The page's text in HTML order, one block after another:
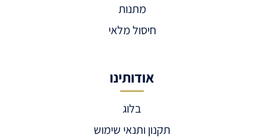
מתנות
חיסול מלאי
אודותינו
בלוג
תקנון ותנאי שימוש